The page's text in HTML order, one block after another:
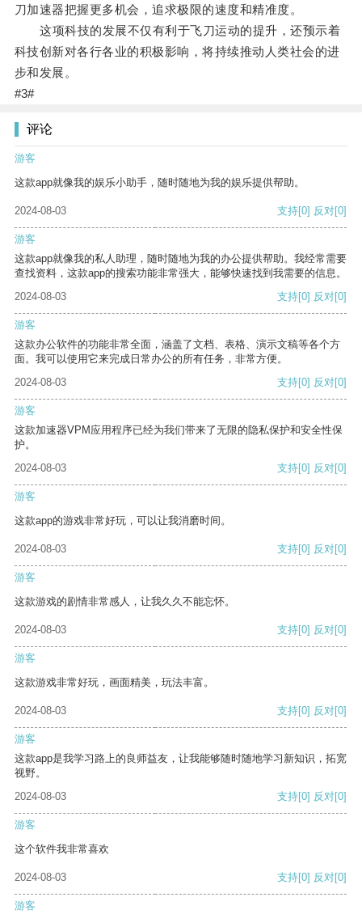
刀加速器把握更多机会，追求极限的速度和精准度。
这项科技的发展不仅有利于飞刀运动的提升，还预示着
科技创新对各行各业的积极影响，将持续推动人类社会的进
步和发展。
#3#
评论
游客
这款app就像我的娱乐小助手，随时随地为我的娱乐提供帮助。
2024-08-03 支持[0] 反对[0]
游客
这款app就像我的私人助理，随时随地为我的办公提供帮助。我经常需要
查找资料，这款app的搜索功能非常强大，能够快速找到我需要的信息。
2024-08-03
支持[0] 反对[0]
游客
这款办公软件的功能非常全面，涵盖了文档、表格、演示文稿等各个方
面。我可以使用它来完成日常办公的所有任务，非常方便。
2024-08-03
支持[0] 反对[0]
游客
这款加速器VPM应用程序已经为我们带来了无限的隐私保护和安全性保
护。
2024-08-03
支持[0] 反对[0]
游客
这款app的游戏非常好玩，可以让我消磨时间。
2024-08-03 支持[0] 反对[0]
游客
这款游戏的剧情非常感人，让我久久不能忘怀。
2024-08-03 支持[0] 反对[0]
游客
这款游戏非常好玩，画面精美，玩法丰富。
2024-08-03 支持[0] 反对[0]
游客
这款app是我学习路上的良师益友，让我能够随时随地学习新知识，拓宽
视野。
2024-08-03
支持[0] 反对[0]
游客
这个软件我非常喜欢
2024-08-03 支持[0] 反对[0]
游客